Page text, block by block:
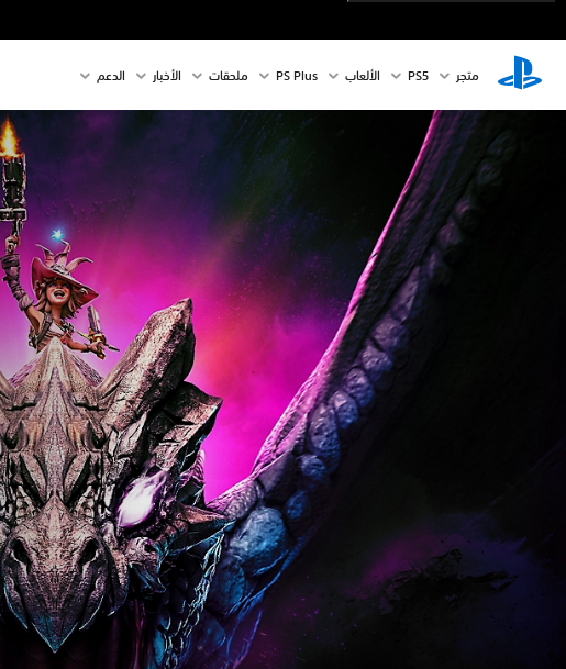
متجر PS5‏ الألعاب PS Plus ملحقات الأخبار الدعم